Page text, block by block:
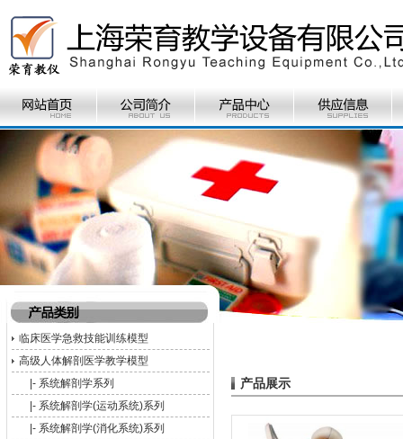
临床医学急救技能训练模型
高级人体解剖医学教学模型
|- 系统解剖学系列
|- 系统解剖学(运动系统)系列
|- 系统解剖学(消化系统)系列
产品展示